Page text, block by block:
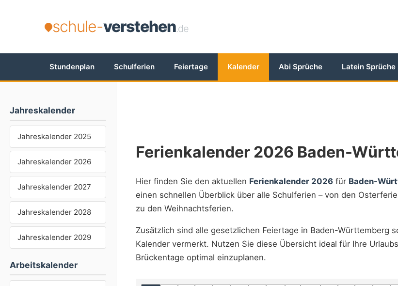
schule-verstehen.de
Stundenplan Schulferien Feiertage Kalender Abi Sprüche Latein Sprüche
Jahreskalender
Jahreskalender 2025
Jahreskalender 2026
Jahreskalender 2027
Jahreskalender 2028
Jahreskalender 2029
Arbeitskalender
Ferienkalender 2026 Baden-
Hier finden Sie den aktuellen Ferienkalender 2026 für Baden-
einen schnellen Überblick über alle Schulferien – von den
zu den Weihnachtsferien.
Zusätzlich sind alle gesetzlichen Feiertage in Baden-Württemberg
Kalender vermerkt. Nutzen Sie diese Übersicht ideal für Ihre
Brückentage optimal einzuplanen.